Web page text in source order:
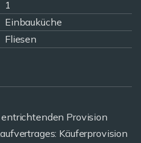
1
Einbauküche
Fliesen
entrichtenden Provision
Käuferprovision